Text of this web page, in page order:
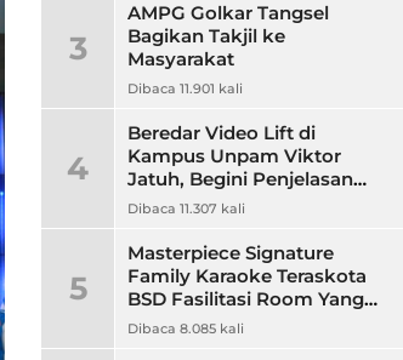
3
AMPG Golkar Tangsel
Bagikan Takjil ke
Masyarakat
Dibaca 11.901 kali
4
Beredar Video Lift di
Kampus Unpam Viktor
Jatuh, Begini Penjelasan
Rektor Unpam
Dibaca 11.307 kali
5
Masterpiece Signature
Family Karaoke Teraskota
BSD Fasilitasi Room Yang
Nyaman dan Harga
Dibaca 8.085 kali